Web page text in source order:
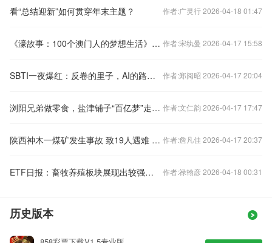
看“总结迎新”如何贯穿年末主题？ 作者:广灵行 2026-04-18 01:47
《濠故事：100个澳门人的梦想生活》展览举办 作者:宋纨曼 2026-04-17 15:58
SBTI一夜爆红：反卷的里子，AI的路子、微信的场子 作者:郑阅昭 2026-04-17 20:04
浏阳兄弟做零食，盐津铺子“百亿梦”走到十字路口 作者:文仁韵 2026-04-17 17:47
陕西神木一煤矿发生事故 致19人遇难 仍有两人被困 救援在进行 作者:詹凡佳 2026-04-17 20:37
ETF日报：畜牧养殖板块展现出较强的向上动能 关注养殖ETF国泰 作者:禄翰彦 2026-04-18 00:31
历史版本